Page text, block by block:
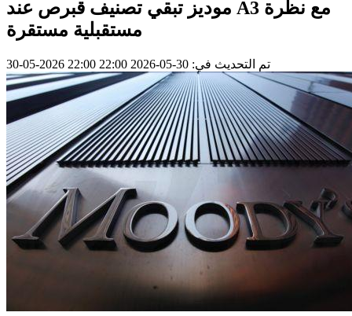
موديز تبقي تصنيف قبرص عند A3 مع نظرة
مستقبلية مستقرة
30-05-2026 22:00 تم التحديث في: 30-05-2026 22:00